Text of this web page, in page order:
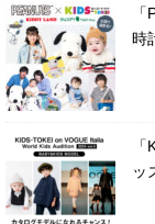
時
ッ